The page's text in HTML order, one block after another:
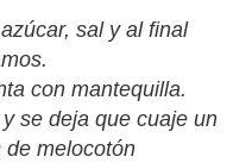
sal y al final
con mantequilla.
se deja que cuaje un
de melocotón